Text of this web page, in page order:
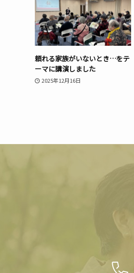
頼れる家族がいないとき…をテ
ーマに講演しました
2025年12月16日